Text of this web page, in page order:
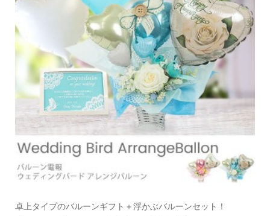
卓上タイプのバルーンギフト＋浮かぶバルーンセット！